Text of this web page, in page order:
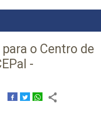
o Centro de
-